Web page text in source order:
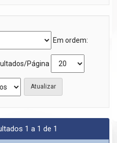
Em ordem:
Página
1 a 1 de 1